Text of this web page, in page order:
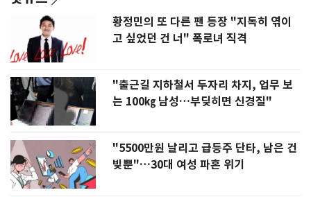
황정민의 또 다른 팬 등장 "지독히 엮이
고 싶었던 건 너" 폭로녀 직격
"출근길 지하철서 두자리 차지, 업무 보
는 100㎏ 남성…부딪히면 신경질"
"5500만원 날리고 급등주 단타, 남은 건
빚뿐"…30대 여성 파혼 위기